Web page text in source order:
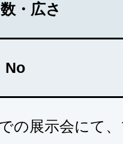
・広さ
No
の展示会にて